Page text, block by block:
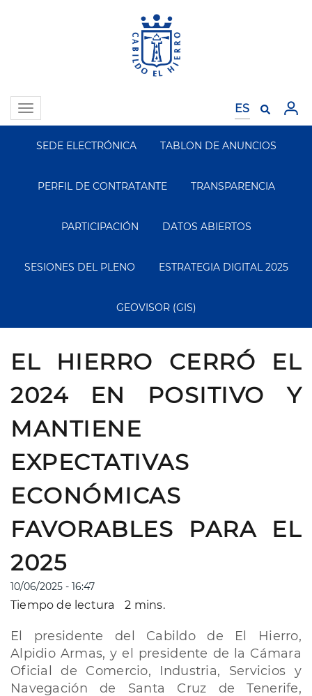
Toggle
navigation
Segundo
Menu
SEDE ELECTRÓNICA TABLON DE ANUNCIOS
PERFIL DE CONTRATANTE TRANSPARENCIA
PARTICIPACIÓN DATOS ABIERTOS
SESIONES DEL PLENO ESTRATEGIA DIGITAL 2025
GEOVISOR (GIS)
EL HIERRO CERRÓ EL
2024 EN POSITIVO Y
MANTIENE
EXPECTATIVAS
ECONÓMICAS
FAVORABLES PARA EL
2025
10/06/2025 - 16:47
Tiempo de lectura 2 mins.
El presidente del Cabildo de El Hierro,
Alpidio Armas, y el presidente de la Cámara
Oficial de Comercio, Industria, Servicios y
Navegación de Santa Cruz de Tenerife,